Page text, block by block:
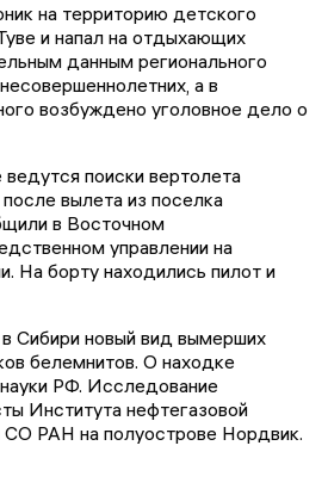
на территорию детского
и напал на отдыхающих
данным регионального
а в
возбуждено уголовное дело о
поиски вертолета
вылета из поселка
в Восточном
управлении на
На борту находились пилот и
Сибири новый вид вымерших
белемнитов. О находке
РФ. Исследование
Института нефтегазовой
СО РАН на полуострове Нордвик.